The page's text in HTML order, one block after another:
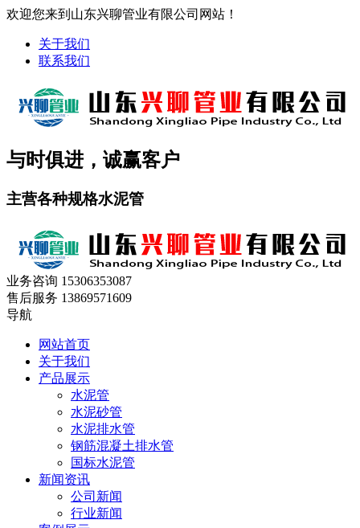
欢迎您来到山东兴聊管业有限公司网站！
关于我们
联系我们
与时俱进，诚赢客户
主营各种规格水泥管
业务咨询 15306353087
售后服务 13869571609
导航
网站首页
关于我们
产品展示
水泥管
水泥砂管
水泥排水管
钢筋混凝土排水管
国标水泥管
新闻资讯
公司新闻
行业新闻